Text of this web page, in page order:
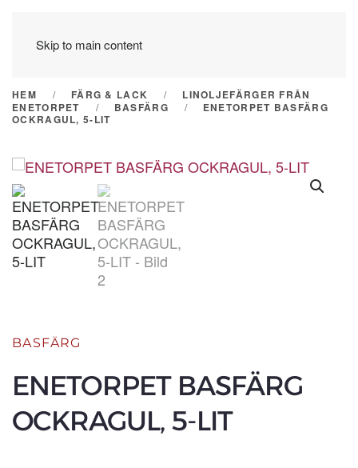
Skip to main content
HEM FÄRG & LACK
LINOLJEFÄRGER FRÅN
ENETORPET
BASFÄRG
ENETORPET BASFÄRG
OCKRAGUL, 5-LIT
BASFÄRG
ENETORPET BASFÄRG
OCKRAGUL, 5-LIT